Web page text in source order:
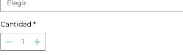
Elegir
Cantidad *